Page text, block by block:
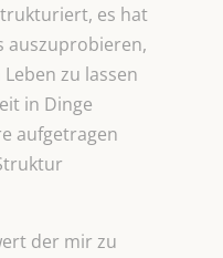
es hat
auszuprobieren,
zu lassen
in Dinge
aufgetragen
der mir zu